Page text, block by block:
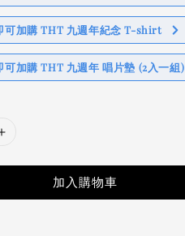
可加購 THT 九週年紀念 T-shirt
可加購 THT 九週年 唱片墊 (2入一組)
加入購物車